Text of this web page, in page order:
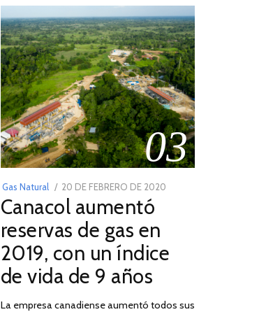
03
Gas Natural
POSTED
ON
20 DE FEBRERO DE 2020
2025
Canacol aumentó
reservas de gas en
2019, con un índice
de vida de 9 años
La empresa canadiense aumentó todos sus